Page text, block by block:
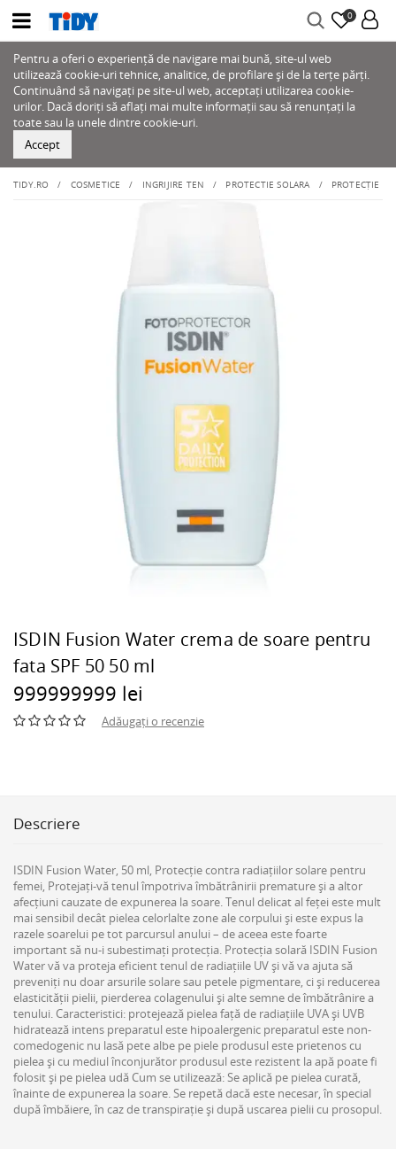
0
Pentru a oferi o experiență de navigare mai bună, site-ul web
utilizează cookie-uri tehnice, analitice, de profilare și de la terțe părți.
Continuând să navigați pe site-ul web, acceptați utilizarea cookie-
urilor. Dacă doriți să aflați mai multe informații sau să renunțați la
toate sau la unele dintre cookie-uri.
Accept
TIDY.RO COSMETICE INGRIJIRE TEN PROTECTIE SOLARA PROTECȚIE
ISDIN Fusion Water crema de soare pentru
fata SPF 50 50 ml
999999999 lei
Adăugați o recenzie
Descriere
ISDIN Fusion Water, 50 ml, Protecție contra radiațiilor solare pentru
femei, Protejați-vă tenul împotriva îmbătrânirii premature și a altor
afecțiuni cauzate de expunerea la soare. Tenul delicat al feței este mult
mai sensibil decât pielea celorlalte zone ale corpului și este expus la
razele soarelui pe tot parcursul anului – de aceea este foarte
important să nu-i subestimați protecția. Protecția solară ISDIN Fusion
Water vă va proteja eficient tenul de radiațiile UV și vă va ajuta să
preveniți nu doar arsurile solare sau petele pigmentare, ci și reducerea
elasticității pielii, pierderea colagenului și alte semne de îmbătrânire a
tenului. Caracteristici: protejează pielea față de radiațiile UVA și UVB
hidratează intens preparatul este hipoalergenic preparatul este non-
comedogenic nu lasă pete albe pe piele produsul este prietenos cu
pielea și cu mediul înconjurător produsul este rezistent la apă poate fi
folosit și pe pielea udă Cum se utilizează: Se aplică pe pielea curată,
înainte de expunerea la soare. Se repetă dacă este necesar, în special
după îmbăiere, în caz de transpirație și după uscarea pielii cu prosopul.